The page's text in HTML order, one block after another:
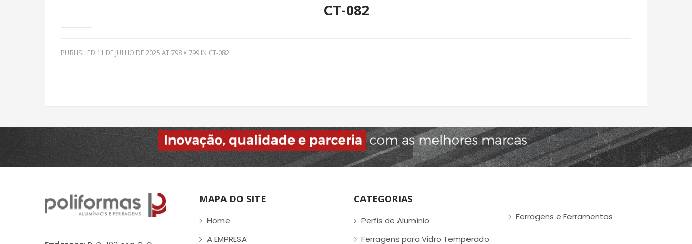
CT-082
PUBLISHED 11 DE JULHO DE 2025 AT 798 × 799 IN CT-082.
MAPA DO SITE
Home
A EMPRESA
CATEGORIAS
Perfis de Alumínio
Ferragens para Vidro Temperado
Ferragens e Ferramentas